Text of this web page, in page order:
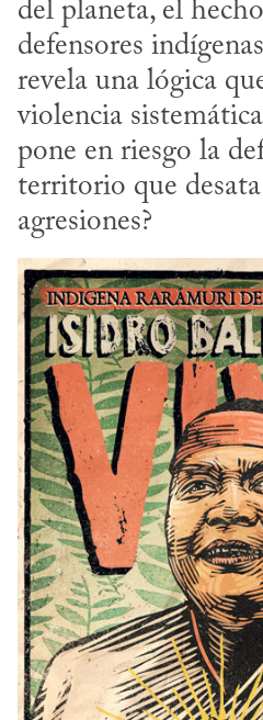
del planeta, el
defensores
revela una lógica
violencia
pone en riesgo la
territorio que
agresiones?